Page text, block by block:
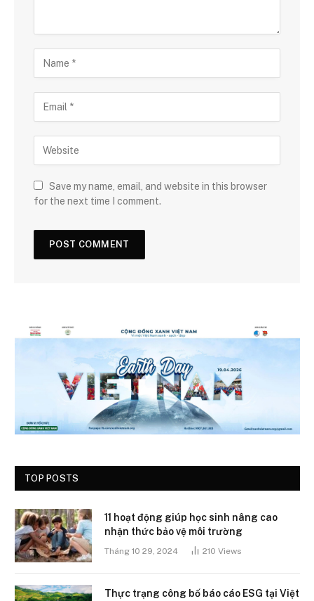
Save my name, email, and website in this browser
for the next time I comment.
TOP POSTS
11 hoạt động giúp học sinh nâng cao
nhận thức bảo vệ môi trường
Tháng 10 29, 2024 210 Views
Thực trạng công bố báo cáo ESG tại Việt